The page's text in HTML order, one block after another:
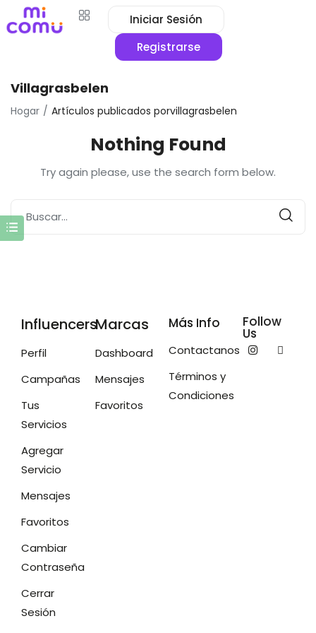
Iniciar Sesión
Registrarse
Villagrasbelen
Hogar Artículos publicados porvillagrasbelen
Nothing Found
Try again please, use the search form below.
Influencers
Perfil
Campañas
Tus
Servicios
Agregar
Servicio
Mensajes
Favoritos
Cambiar
Contraseña
Cerrar
Sesión
Marcas
Dashboard
Mensajes
Favoritos
Más Info
Contactanos
Términos y
Condiciones
Follow
Us